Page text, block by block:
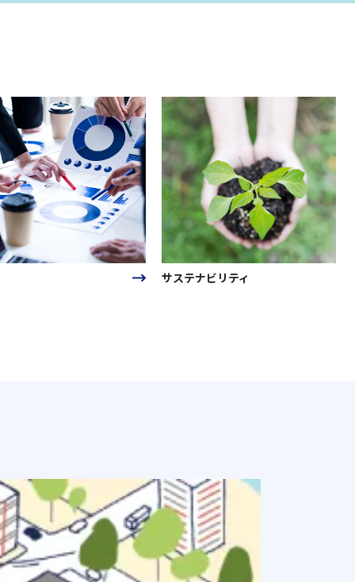
サステナビリティ